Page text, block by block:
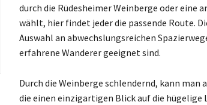
durch die Rüdesheimer Weinberge oder eine
wählt, hier findet jeder die passende Route.
Auswahl an abwechslungsreichen
erfahrene Wanderer geeignet sind.
Durch die Weinberge schlendernd, kann
die einen einzigartigen Blick auf die